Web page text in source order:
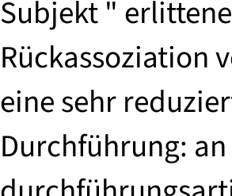
Subjekt "
Rückassoziation
eine sehr
Durchführung: